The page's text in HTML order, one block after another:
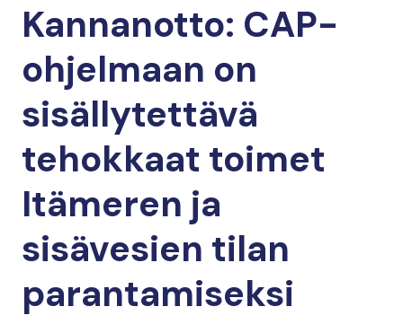
Kannanotto: CAP-
ohjelmaan on
sisällytettävä
tehokkaat toimet
Itämeren ja
sisävesien tilan
parantamiseksi